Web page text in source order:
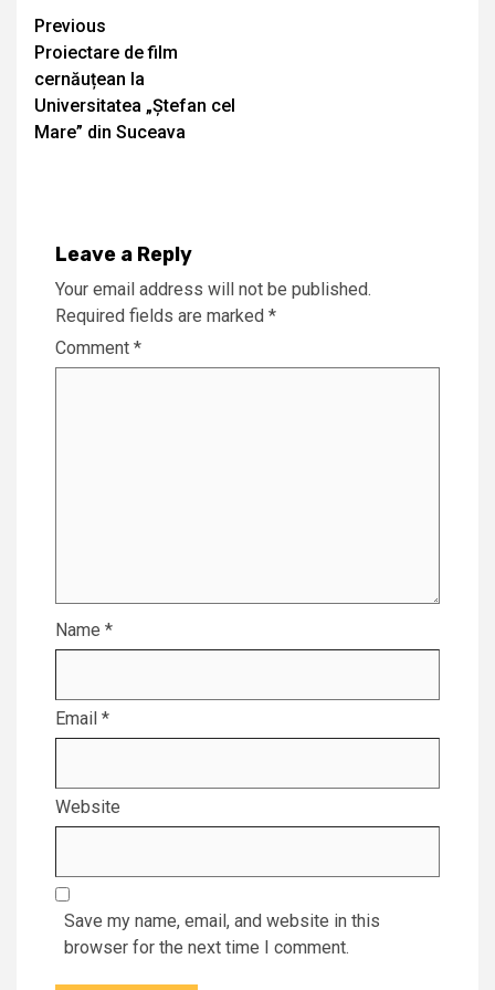
Continue
Reading
Previous
Proiectare de film
cernăuțean la
Universitatea „Ștefan cel
Mare” din Suceava
Leave a Reply
Your email address will not be published.
Required fields are marked *
Comment *
Name *
Email *
Website
Save my name, email, and website in this
browser for the next time I comment.